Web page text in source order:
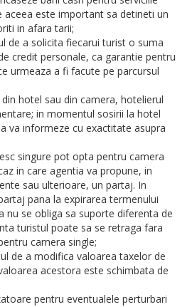
aceea este important sa detineti un
in afara tarii;
de a solicita fiecarui turist o suma
credit personale, ca garantie pentru
urmeaza a fi facute pe parcursul
hotel sau din camera, hotelierul
in momentul sosirii la hotel
va informeze cu exactitate asupra
singure pot opta pentru camera
in care agentia va propune, in
sau ulterioare, un partaj. In
pana la expirarea termenului
nu se obliga sa suporte diferenta de
turistul poate sa se retraga fara
camera single;
de a modifica valoarea taxelor de
acestora este schimbata de
pentru eventualele perturbari